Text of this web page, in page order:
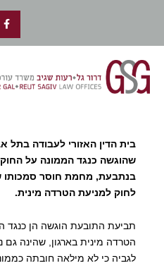
a
e
o
k
בית הדין האזורי לעבודה
שהוגשה כנגד הממונה על
לחוק למניעת הטרדה מינית.
תביעת התובעת הוגשה הן כנגד
הטרדה מינית בארגון, שהינה גם
לגביה כי לא מילאה חובתה